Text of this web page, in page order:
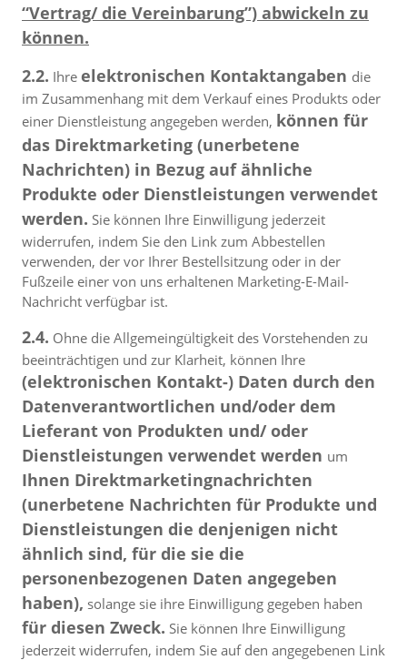
“Vertrag/ die Vereinbarung”) abwickeln zu
können.
2.2. Ihre elektronischen Kontaktangaben die
im Zusammenhang mit dem Verkauf eines Produkts oder
einer Dienstleistung angegeben werden, können für
das Direktmarketing (unerbetene
Nachrichten) in Bezug auf ähnliche
Produkte oder Dienstleistungen verwendet
werden. Sie können Ihre Einwilligung jederzeit
widerrufen, indem Sie den Link zum Abbestellen
verwenden, der vor Ihrer Bestellsitzung oder in der
Fußzeile einer von uns erhaltenen Marketing-E-Mail-
Nachricht verfügbar ist.
2.4. Ohne die Allgemeingültigkeit des Vorstehenden zu
beeinträchtigen und zur Klarheit, können Ihre
(elektronischen Kontakt-) Daten durch den
Datenverantwortlichen und/oder dem
Lieferant von Produkten und/ oder
Dienstleistungen verwendet werden um
Ihnen Direktmarketingnachrichten
(unerbetene Nachrichten für Produkte und
Dienstleistungen die denjenigen nicht
ähnlich sind, für die sie die
personenbezogenen Daten angegeben
haben), solange sie ihre Einwilligung gegeben haben
für diesen Zweck. Sie können Ihre Einwilligung
jederzeit widerrufen, indem Sie auf den angegebenen Link